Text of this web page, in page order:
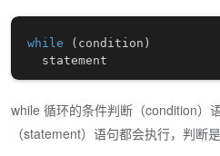
while ( condition )
while 循环的条件判断（condition）
（statement）语句都会执行，判断